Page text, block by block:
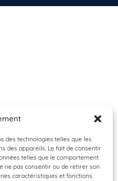
des technologies telles que les
des appareils. Le fait de consentir
telles que le comportement
ne pas consentir ou de retirer son
caractéristiques et fonctions.